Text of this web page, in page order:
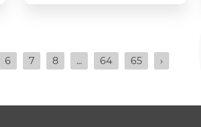
6 7 8 ... 64 65 ›